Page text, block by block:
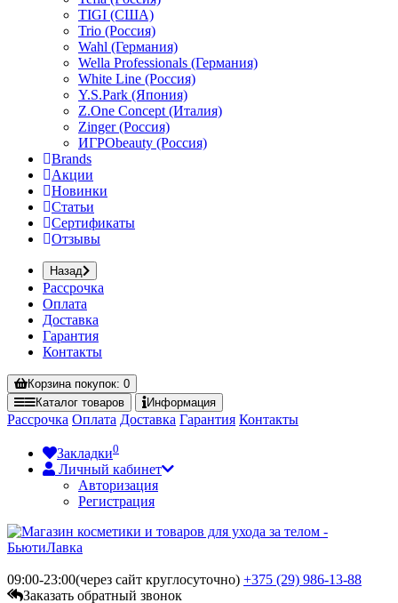
TIGI (США)
Trio (Россия)
Wahl (Германия)
Wella Professionals (Германия)
White Line (Россия)
Y.S.Park (Япония)
Z.One Concept (Италия)
Zinger (Россия)
ИГРОbeauty (Россия)
Brands
Акции
Новинки
Статьи
Сертификаты
Отзывы
Назад
Рассрочка
Оплата
Доставка
Гарантия
Контакты
Корзинапокупок: 0
Каталог товаров Информация
Рассрочка Оплата Доставка Гарантия Контакты
Закладки0
Личный кабинет
Авторизация
Регистрация
09:00-23:00(через сайт круглосуточно) +375 (29) 986-13-88
Заказать обратный звонок